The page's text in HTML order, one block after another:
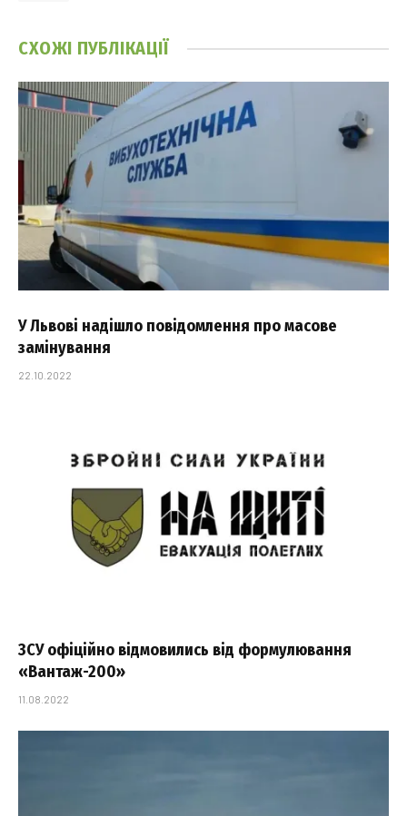
СХОЖІ ПУБЛІКАЦІЇ
У Львові надішло повідомлення про масове
замінування
22.10.2022
ЗСУ офіційно відмовились від формулювання
«Вантаж-200»
11.08.2022